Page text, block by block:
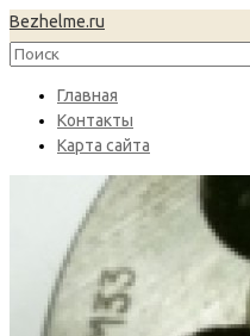
Bezhelme.ru
Главная
Контакты
Карта сайта